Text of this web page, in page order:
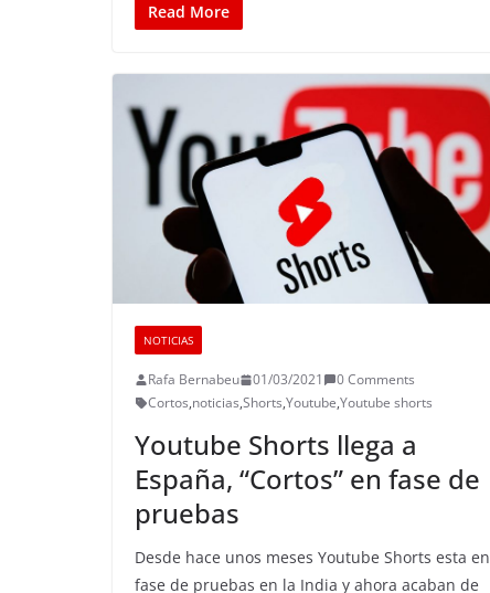
Read More
NOTICIAS
Rafa Bernabeu 01/03/2021
0 Comments
Cortos,noticias,Shorts,Youtube,Youtube shorts
Youtube Shorts llega a
España, “Cortos” en fase de
pruebas
Desde hace unos meses Youtube Shorts esta en
fase de pruebas en la India y ahora acaban de